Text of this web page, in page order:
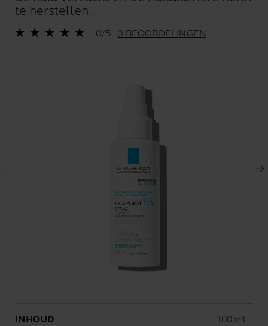
te herstellen.
0/5 0 BEOORDELINGEN
Volgend scherm
INHOUD Volume
100 ml